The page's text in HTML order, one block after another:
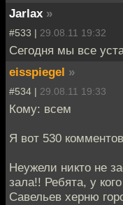
Jarlax »
#533 | 29.08.11 19:32
Сегодня мы все
eisspiegel »
#534 | 29.08.11 19:33
Кому: всем
Я вот 530
Неужели никто не
зала!! Ребята, у
Савельев херню